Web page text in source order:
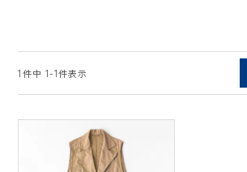
1件中 1-1件表示